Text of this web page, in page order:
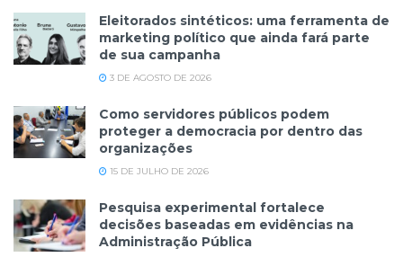
Eleitorados sintéticos: uma ferramenta de
marketing político que ainda fará parte
de sua campanha
3 DE AGOSTO DE 2026
Como servidores públicos podem
proteger a democracia por dentro das
organizações
15 DE JULHO DE 2026
Pesquisa experimental fortalece
decisões baseadas em evidências na
Administração Pública